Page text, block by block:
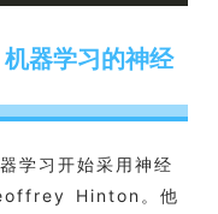
器学习的神经
学习开始采用神经
Hinton。他